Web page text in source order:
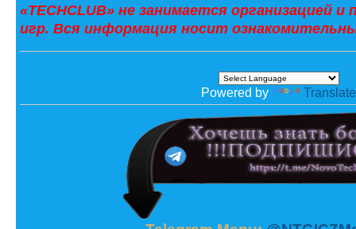
«TECHCLUB» не занимается организацией
игр. Вся информация носит
Powered by Translate